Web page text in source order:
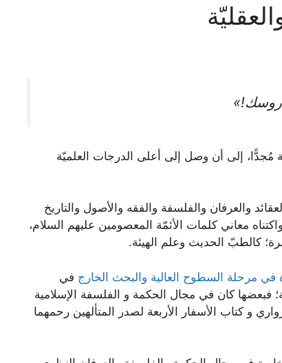
مُجدًّا، إلى أن وصل إلى أعلى الدرجات العلميّة
والعرفان والفلسفة والفقه والأصول والتاريخ
معاني كلمات الأئمّة المعصومين عليهم السلام،
كالطبّ الحديث وعلم الهيئة.
في مرحلة السطوح العالية والبحث الخارج في
فبعضها كان في مجال الحكمة و الفلسفة الإسلامية
و كتاب الأسفار الأربعة لصدر المتألهين رحمهما